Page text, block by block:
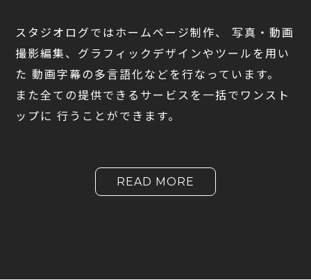
スタジオログではホームページ制作、
写真・動画
撮影編集、グラフィックデザインやツールを用い
た 動画字幕の多言語化などを行なっています。
また全ての提供できるサービスを一括でワンスト
ップに 行うことができます。
READ MORE